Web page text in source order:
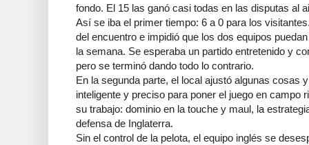
fondo. El 15 las ganó casi todas en las disputas al
Así se iba el primer tiempo: 6 a 0 para los
del encuentro e impidió que los dos equipos
la semana. Se esperaba un partido entretenido y
pero se terminó dando todo lo contrario.
En la segunda parte, el local ajustó algunas cosas
inteligente y preciso para poner el juego en campo
su trabajo: dominio en la touche y maul, la
defensa de Inglaterra.
Sin el control de la pelota, el equipo inglés se